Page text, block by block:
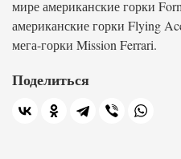
мире американские горки
американские горки Flying
мега-горки Mission Ferrari.
Поделиться